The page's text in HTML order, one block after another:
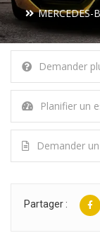
MERCEDES-
Demander
Planifier un
Demander
Partager :